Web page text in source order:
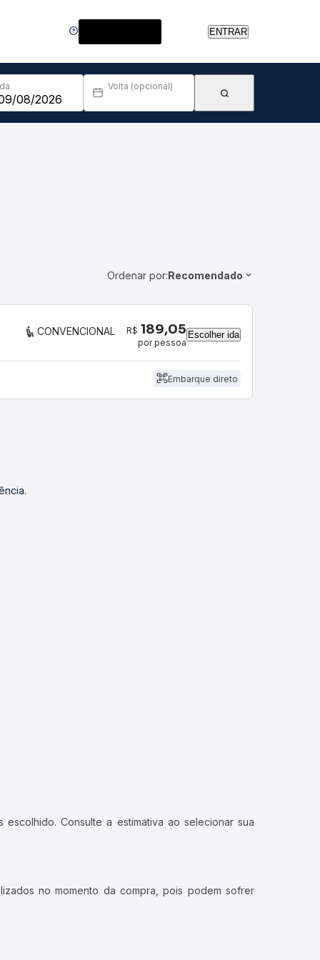
ENTRAR
Volta (opcional)
Ordenar por:Recomendado
CONVENCIONAL R$ 189,05
por pessoa
Escolher ida
Embarque direto
Consulte a estimativa ao selecionar sua
no momento da compra, pois podem sofrer